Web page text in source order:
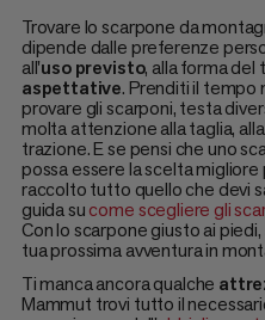
Trovare lo scarpone da
dipende dalle preferenze
all'usoprevisto, alla forma del
aspettative. Prenditi il tempo
provare gli scarponi, testa
molta attenzione alla taglia,
trazione. E se pensi che uno
possa essere la scelta
raccolto tutto quello che devi
guida sucome scegliere gli
Con lo scarpone giusto ai
tua prossima avventura in
Ti manca ancora qualche
Mammut trovi tutto il